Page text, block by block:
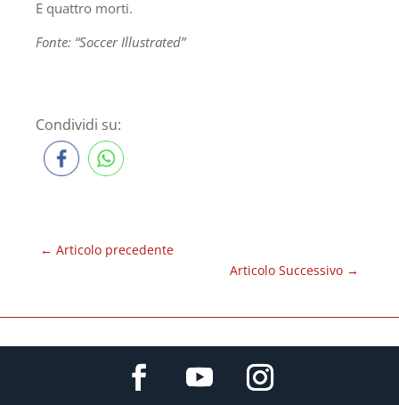
E quattro morti.
Fonte: “Soccer Illustrated”
Condividi su:
← Articolo precedente
Articolo Successivo →